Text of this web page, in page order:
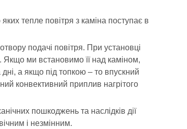
тепле повітря з каміна поступає в
подачі повітря. При установці
Якщо ми встановимо її над каміном,
а якщо під топкою – то впускний
конвективний приплив нагрітого
пошкоджень та наслідків дії
і незмінним.